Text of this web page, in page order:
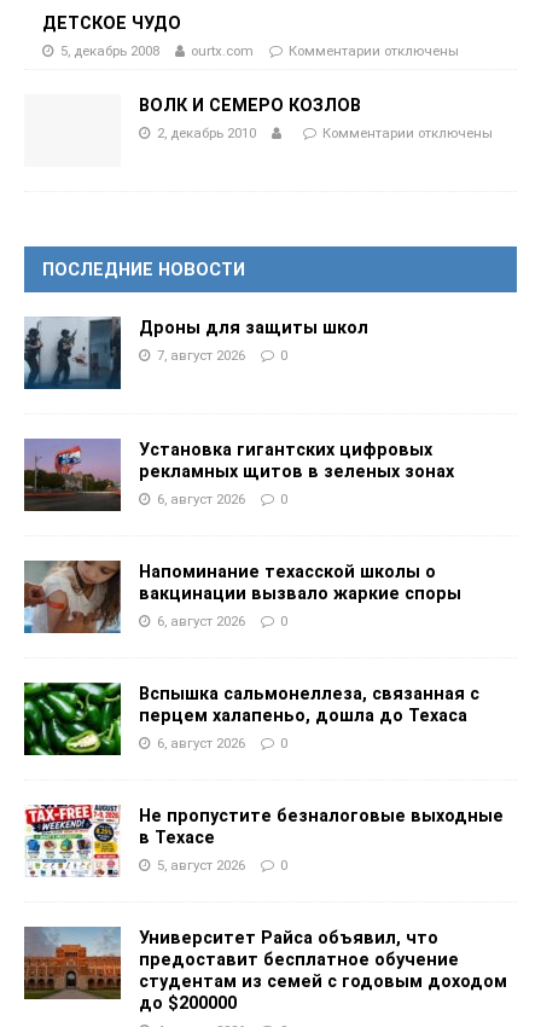
ДЕТСКОЕ ЧУДО
5, декабрь 2008 ourtx.com Комментарии отключены
ВОЛК И СЕМЕРО КОЗЛОВ
2, декабрь 2010 Комментарии отключены
ПОСЛЕДНИЕ НОВОСТИ
Дроны для защиты школ
7, август 2026 0
Установка гигантских цифровых
рекламных щитов в зеленых зонах
6, август 2026 0
Напоминание техасской школы о
вакцинации вызвало жаркие споры
6, август 2026 0
Вспышка сальмонеллеза, связанная с
перцем халапеньо, дошла до Техаса
6, август 2026 0
Не пропустите безналоговые выходные
в Техасе
5, август 2026 0
Университет Райса объявил, что
предоставит бесплатное обучение
студентам из семей с годовым доходом
до $200000